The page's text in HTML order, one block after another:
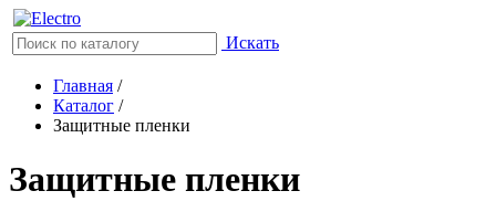
Искать
Главная /
Каталог /
Защитные пленки
Защитные пленки